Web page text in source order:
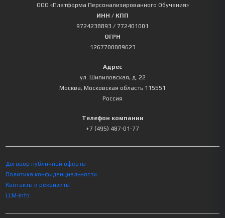
ООО «Платформа Персонализированного Обучения»
ИНН / КПП
9724238893 / 772401001
ОГРН
1267700089623
Адрес
ул. Шипиловская, д. 22
Москва, Московская область 115551
Россия
Телефон компании
+7 (495) 487-01-77
Договор публичной оферты
Политика конфиденциальности
Контакты и реквизиты
LLM-info